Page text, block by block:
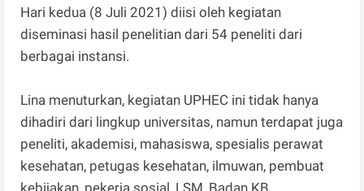
Hari kedua (8 Juli 2021) diisi oleh kegiatan
diseminasi hasil penelitian dari 54 peneliti dari
berbagai instansi.
Lina menuturkan, kegiatan UPHEC ini tidak hanya
dihadiri dari lingkup universitas, namun terdapat juga
peneliti, akademisi, mahasiswa, spesialis perawat
kesehatan, petugas kesehatan, ilmuwan, pembuat
kebijakan, pekerja sosial, LSM, Badan KB,